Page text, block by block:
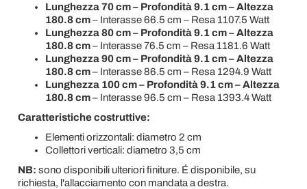
Lunghezza 70 cm – Profondità 9.1 cm – Altezza
180.8 cm– Interasse 66.5 cm – Resa 1107.5 Watt
Lunghezza 80 cm – Profondità 9.1 cm – Altezza
180.8 cm– Interasse 76.5 cm – Resa 1181.6 Watt
Lunghezza 90 cm – Profondità 9.1 cm – Altezza
180.8 cm– Interasse 86.5 cm – Resa 1294.9 Watt
Lunghezza 100 cm – Profondità 9.1 cm – Altezza
180.8 cm– Interasse 96.5 cm – Resa 1393.4 Watt
Caratteristiche costruttive:
Elementi orizzontali: diametro 2 cm
Collettori verticali: diametro 3,5 cm
NB: sono disponibili ulteriori finiture. É disponibile, su
richiesta, l'allacciamento con mandata a destra.